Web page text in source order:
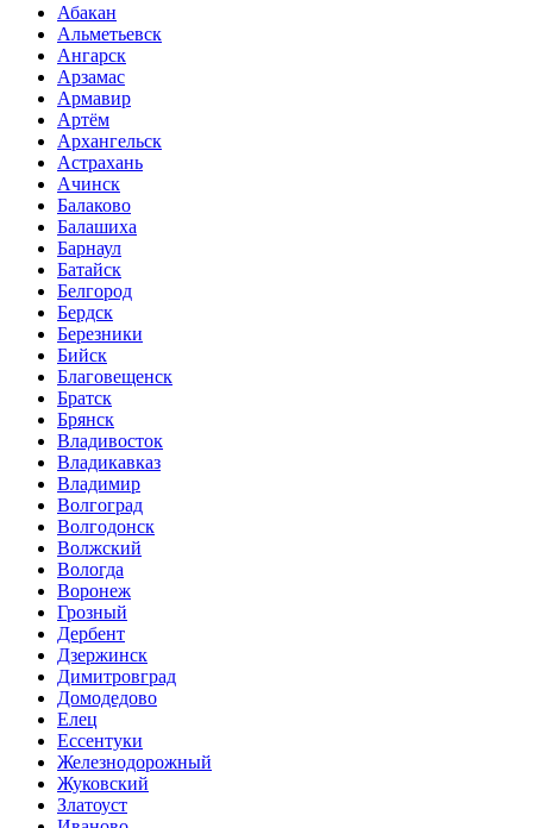
Абакан
Альметьевск
Ангарск
Арзамас
Армавир
Артём
Архангельск
Астрахань
Ачинск
Балаково
Балашиха
Барнаул
Батайск
Белгород
Бердск
Березники
Бийск
Благовещенск
Братск
Брянск
Владивосток
Владикавказ
Владимир
Волгоград
Волгодонск
Волжский
Вологда
Воронеж
Грозный
Дербент
Дзержинск
Димитровград
Домодедово
Елец
Ессентуки
Железнодорожный
Жуковский
Златоуст